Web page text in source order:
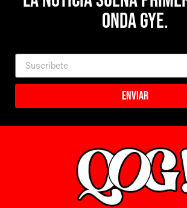
Onda Gye.
Enviar